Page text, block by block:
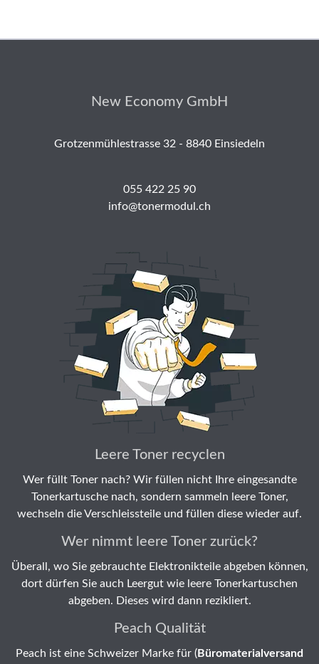
New Economy GmbH
Grotzenmühlestrasse 32 - 8840 Einsiedeln
055 422 25 90
info@tonermodul.ch
Leere Toner recyclen
Wer füllt Toner nach? Wir füllen nicht Ihre eingesandte
Tonerkartusche nach, sondern sammeln leere Toner,
wechseln die Verschleissteile und füllen diese wieder auf.
Wer nimmt leere Toner zurück?
Überall, wo Sie gebrauchte Elektronikteile abgeben können,
dort dürfen Sie auch Leergut wie leere Tonerkartuschen
abgeben. Dieses wird dann rezikliert.
Peach Qualität
Peach ist eine Schweizer Marke für (Büromaterialversand